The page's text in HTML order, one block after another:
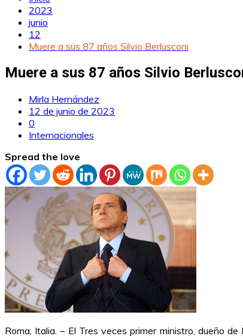
2023
junio
12
Muere a sus 87 años Silvio Berlusconi
Muere a sus 87 años Silvio
Mirla Hernández
12 de junio de 2023
0
Internacionales
Spread the love
Roma, Italia. – El Tres veces primer ministro, dueño